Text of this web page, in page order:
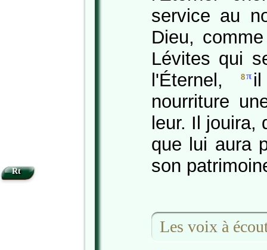
service au
Dieu,
Lévites qui
l'Éternel,
8π
nourriture
leur. Il jouira,
que lui aura
son
Les voix à
Rt